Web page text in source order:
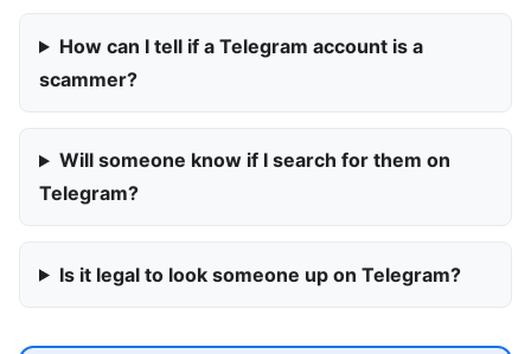
How can I tell if a Telegram account is a
scammer?
Will someone know if I search for them on
Telegram?
Is it legal to look someone up on Telegram?